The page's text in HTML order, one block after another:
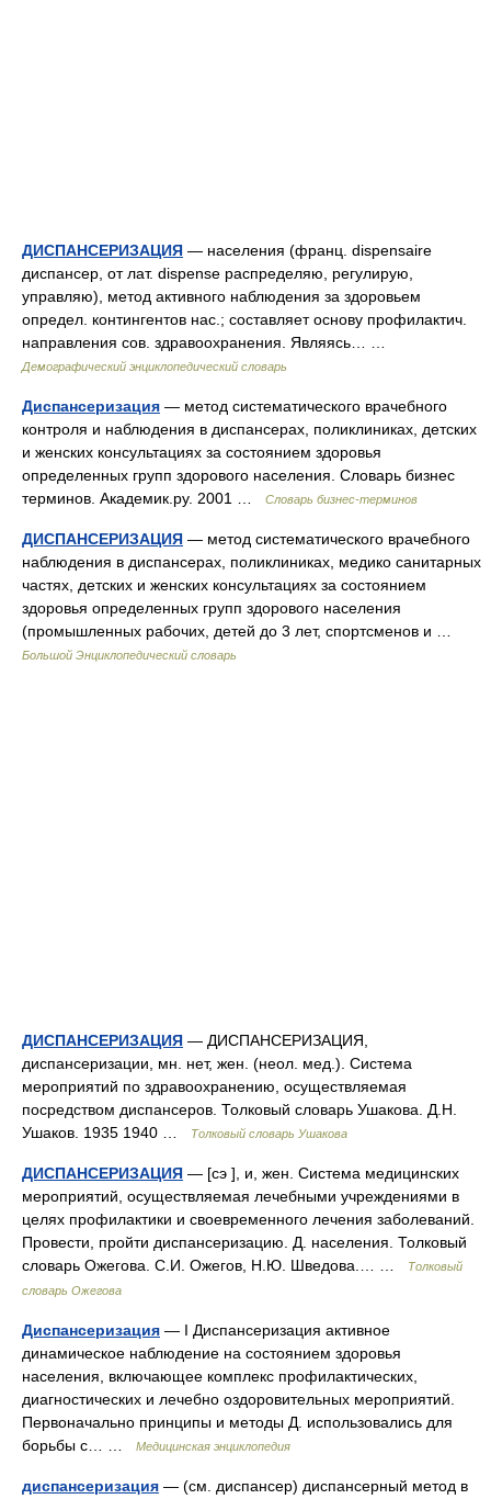
ДИСПАНСЕРИЗАЦИЯ — населения (франц. dispensaire
диспансер, от лат. dispense распределяю, регулирую,
управляю), метод активного наблюдения за здоровьем
определ. контингентов нас.; составляет основу профилактич.
направления сов. здравоохранения. Являясь… …
Демографический энциклопедический словарь
Диспансеризация — метод систематического врачебного
контроля и наблюдения в диспансерах, поликлиниках, детских
и женских консультациях за состоянием здоровья
определенных групп здорового населения. Словарь бизнес
терминов. Академик.ру. 2001 …
Словарь бизнес-терминов
ДИСПАНСЕРИЗАЦИЯ — метод систематического врачебного
наблюдения в диспансерах, поликлиниках, медико санитарных
частях, детских и женских консультациях за состоянием
здоровья определенных групп здорового населения
(промышленных рабочих, детей до 3 лет, спортсменов и …
Большой Энциклопедический словарь
ДИСПАНСЕРИЗАЦИЯ — ДИСПАНСЕРИЗАЦИЯ,
диспансеризации, мн. нет, жен. (неол. мед.). Система
мероприятий по здравоохранению, осуществляемая
посредством диспансеров. Толковый словарь Ушакова. Д.Н.
Ушаков. 1935 1940 …
Толковый словарь Ушакова
ДИСПАНСЕРИЗАЦИЯ — [сэ ], и, жен. Система медицинских
мероприятий, осуществляемая лечебными учреждениями в
целях профилактики и своевременного лечения заболеваний.
Провести, пройти диспансеризацию. Д. населения. Толковый
словарь Ожегова. С.И. Ожегов, Н.Ю. Шведова.… …
Толковый
словарь Ожегова
Диспансеризация — I Диспансеризация активное
динамическое наблюдение на состоянием здоровья
населения, включающее комплекс профилактических,
диагностических и лечебно оздоровительных мероприятий.
Первоначально принципы и методы Д. использовались для
борьбы с… …
Медицинская энциклопедия
диспансеризация — (см. диспансер) диспансерный метод в